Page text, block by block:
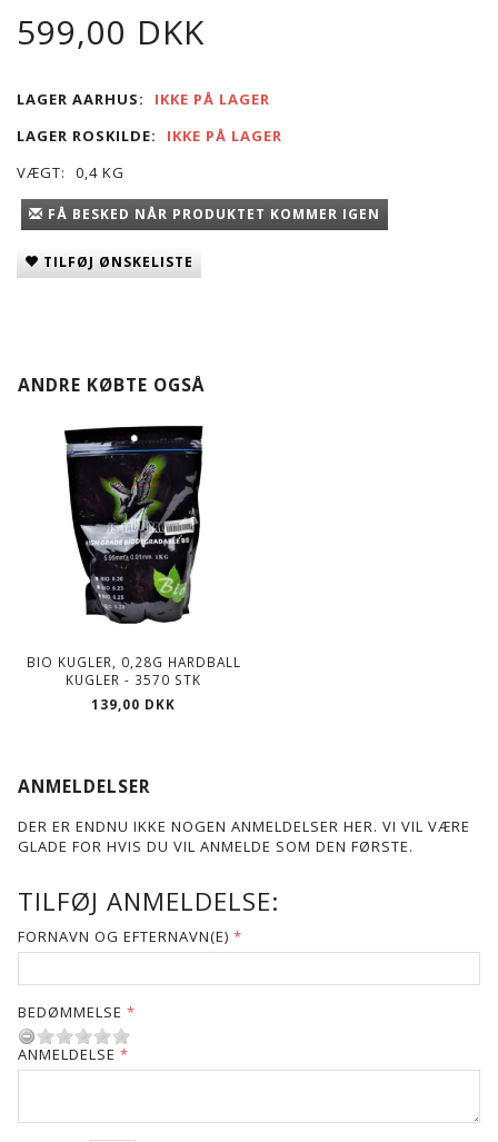
599,00 DKK
LAGER AARHUS:
IKKE PÅ LAGER
LAGER ROSKILDE:
IKKE PÅ LAGER
VÆGT:
0,4 KG
FÅ BESKED NÅR PRODUKTET KOMMER IGEN
TILFØJ ØNSKELISTE
ANDRE KØBTE OGSÅ
BIO KUGLER, 0,28G HARDBALL
KUGLER - 3570 STK
139,00 DKK
ANMELDELSER
DER ER ENDNU IKKE NOGEN ANMELDELSER HER. VI VIL VÆRE
GLADE FOR HVIS DU VIL ANMELDE SOM DEN FØRSTE.
TILFØJ ANMELDELSE:
FORNAVN OG EFTERNAVN(E)
BEDØMMELSE
ANMELDELSE